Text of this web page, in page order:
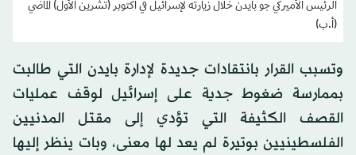
الرئيس الأميركي جو بايدن خلال زيارته لإسرائيل في أكتوبر (تشرين الأول) الماضي
(أ.ب)
وتسبب القرار بانتقادات جديدة لإدارة بايدن التي طالبت
بممارسة ضغوط جدية على إسرائيل لوقف عمليات
القصف الكثيفة التي تؤدي إلى مقتل المدنيين
الفلسطينيين بوتيرة لم يعد لها معنى، وبات ينظر إليها